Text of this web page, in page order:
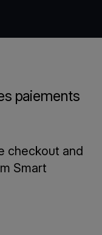
paiements
checkout and
Smart